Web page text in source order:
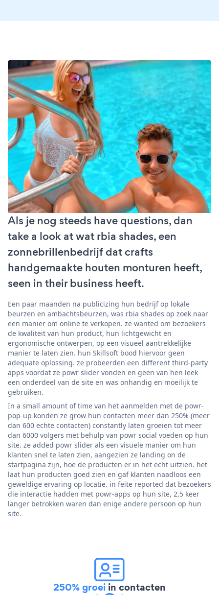
Als je nog steeds have questions, dan
take a look at wat rbia shades, een
zonnebrillenbedrijf dat crafts
handgemaakte houten monturen heeft,
seen in their business heeft.
Een paar maanden na publicizing hun bedrijf op lokale
beurzen en ambachtsbeurzen, was rbia shades op zoek naar
een manier om online te verkopen. ze wanted om bezoekers
de kwaliteit van hun product, hun lichtgewicht en
ergonomische ontwerpen, op een visueel aantrekkelijke
manier te laten zien. hun Skillsoft bood hiervoor geen
adequate oplossing. ze probeerden een different third-party
apps voordat ze powr slider vonden en geen van hen leek
een onderdeel van de site en was onhandig en moeilijk te
gebruiken.
In a small amount of time van het aanmelden met de powr-
pop-up konden ze grow hun contacten meer dan 250% (meer
dan 600 echte contacten) constantly laten groeien tot meer
dan 6000 volgers met behulp van powr social voeden op hun
site. ze added powr slider als een visuele manier om hun
klanten snel te laten zien, aangezien ze landing on de
startpagina zijn, hoe de producten er in het echt uitzien. het
laat hun producten goed zien en gaf klanten naadloos een
geweldige ervaring op locatie. in feite reported dat bezoekers
die interactie hadden met powr-apps op hun site, 2,5 keer
langer betrokken waren dan enige andere persoon op hun
site.
250% groei in contacten